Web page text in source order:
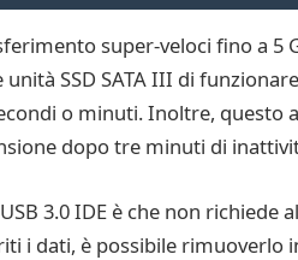
super-veloci fino a
SSD SATA III di
o minuti. Inoltre, questo
dopo tre minuti di
3.0 IDE è che non
i dati, è possibile rimuoverlo